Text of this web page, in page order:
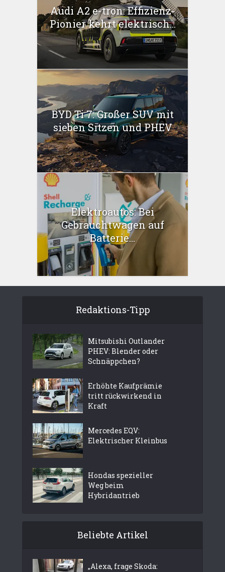
Audi A2 e-tron: Effizienz-
Pionier kehrt elektrisch...
BYD Ti 7: Großer SUV mit
sieben Sitzen und PHEV
Elektroautos: Bei
Gebrauchtwagen auf
Batterie...
Redaktions-Tipp
Mitsubishi Outlander
PHEV: Blender oder
Schnäppchen?
Erhöhte Kaufprämie
tritt rückwirkend in
Kraft
Mercedes EQV:
Elektrischer Kleinbus
Hondas spezieller
Weg beim
Hybridantrieb
Beliebte Artikel
„Alexa, frage Skoda: